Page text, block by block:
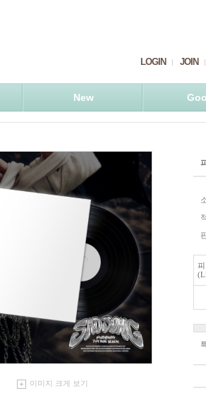
LOGIN JOIN
New
이미지 크게 보기